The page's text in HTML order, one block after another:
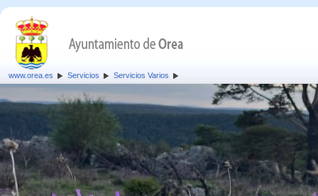
www.orea.es Servicios Servicios Varios